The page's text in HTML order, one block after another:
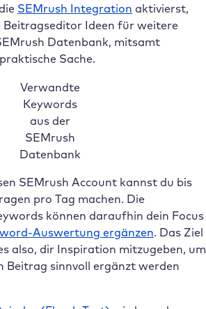
SEMrush Integration aktivierst,
Ideen für weitere
Datenbank, mitsamt
Sache.
Verwandte
Keywords
aus der
SEMrush
Datenbank
SEMrush Account kannst du bis
pro Tag machen. Die
können daraufhin dein Focus
Auswertung ergänzen. Das Ziel
also, dir Inspiration mitzugeben, um
Beitrag sinnvoll ergänzt werden